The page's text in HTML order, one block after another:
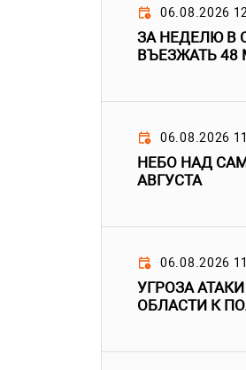
06.08.2026
ЗА НЕДЕЛЮ В
ВЪЕЗЖАТЬ 48
06.08.2026
НЕБО НАД
АВГУСТА
06.08.2026
УГРОЗА
ОБЛАСТИ К